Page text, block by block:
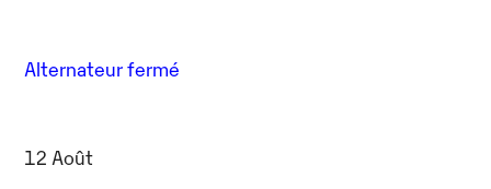
Alternateur fermé
12 Août